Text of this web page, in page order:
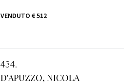
VENDUTO € 512
434
D'APUZZO, NICOLA